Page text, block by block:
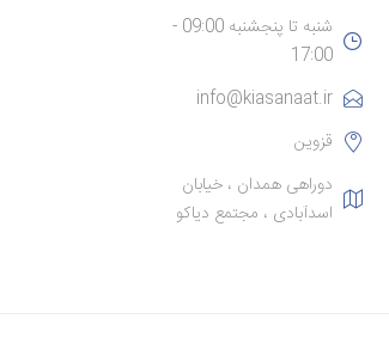
شنبه تا پنجشنبه 09:00 -
17:00
info@kiasanaat.ir
قزوین
دوراهی همدان ، خیابان
اسدآبادی ، مجتمع دیاکو